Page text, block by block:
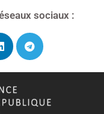
sociaux :